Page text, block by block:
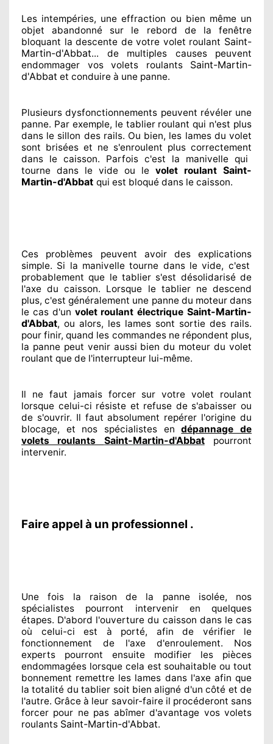
Les intempéries, une effraction ou bien même un
objet abandonné sur le rebord de la fenêtre
bloquant la descente de votre volet roulant Saint-
Martin-d'Abbat... de multiples causes peuvent
endommager vos volets roulants Saint-Martin-
d'Abbat et conduire à une panne.
Plusieurs dysfonctionnements peuvent révélerune
panne. Par exemple, le tablier roulant qui n'est plus
dans le sillon des rails. Ou bien, les lames du volet
sont brisées et ne s'enroulent plus correctement
dans le caisson. Parfois c'est la manivelle qui
tourne dans le vide ou le volet roulant Saint-
Martin-d'Abbat qui est bloqué dans le caisson.
Ces problèmes
peuvent avoir des explications
simple. Si la manivelle tourne dans le vide, c'est
probablement que le tablier s'est désolidariséde
l'axe du caisson. Lorsque le tablier ne descend
plus, c'est généralement une panne du moteur dans
le cas d'un volet roulant électrique Saint-Martin-
d'Abbat, ou alors, les lames sont sortie des rails.
pour finir, quand les commandes ne répondent plus,
la panne peut venir aussi bien du moteur du volet
roulant que de l'interrupteur lui-même.
Il ne faut jamais forcer sur votre volet roulant
lorsque celui-ci résiste et refuse de s'abaisser ou
de s'ouvrir. Il faut absolument repérer l'origine du
blocage, et nos spécialistes endépannage de
volets roulants Saint-Martin-d'Abbat
pourront
intervenir.
Faire appel à un professionnel .
Une fois la raison de la panne isolée, nos
spécialistes pourront intervenir en quelques
étapes. D'abord l'ouverture du caisson dans le cas
où celui-ci est à porté, afin de vérifier le
fonctionnement de l'axe d'enroulement. Nos
experts pourront ensuite modifier les pièces
endommagées lorsque cela est souhaitable ou tout
bonnement remettre les lames dans l'axe afin que
la totalité du tablier soit bien aligné d'un côté et de
l'autre. Grâce à leur savoir-faireil procéderont sans
forcer pour ne pas abîmerd'avantage vos volets
roulants Saint-Martin-d'Abbat.